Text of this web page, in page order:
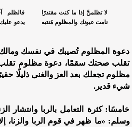
لا تظلمنَّ إذا ما كنت مقتدرًا
فالظلم
نامت عيونك والمظلوم مُنتبه
يدعو
دعوة المظلوم تُصيبك في نفسك
تقلب صحتك سقمًا، دعوة مظلوم
مظلوم تجعلك بعد العز والغنى ذليلًا
شيء قدير.
خامسًا: كثرة التعامل بالربا وانتشار
وسلم: «ما ظهر في قوم الربا والزنا،